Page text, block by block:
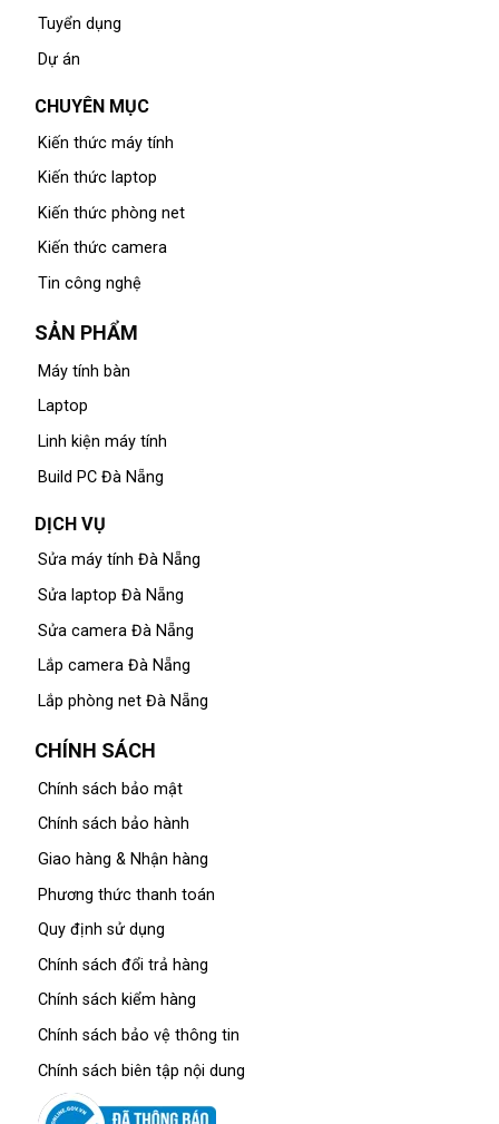
Tuyển dụng
Dự án
CHUYÊN MỤC
Kiến thức máy tính
Kiến thức laptop
Kiến thức phòng net
Kiến thức camera
Tin công nghệ
SẢN PHẨM
Máy tính bàn
Laptop
Linh kiện máy tính
Build PC Đà Nẵng
DỊCH VỤ
Sửa máy tính Đà Nẵng
Sửa laptop Đà Nẵng
Sửa camera Đà Nẵng
Lắp camera Đà Nẵng
Lắp phòng net Đà Nẵng
CHÍNH SÁCH
Chính sách bảo mật
Chính sách bảo hành
Giao hàng & Nhận hàng
Phương thức thanh toán
Quy định sử dụng
Chính sách đổi trả hàng
Chính sách kiểm hàng
Chính sách bảo vệ thông tin
Chính sách biên tập nội dung